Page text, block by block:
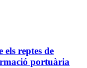
reptes de
portuària